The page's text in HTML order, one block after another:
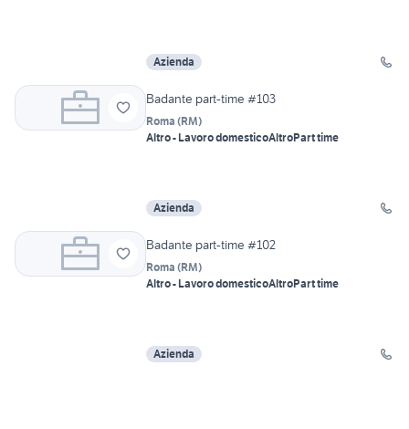
Azienda
Badante part-time #103
Roma (RM)
Altro - Lavoro domesticoAltroPart time
Azienda
Badante part-time #102
Roma (RM)
Altro - Lavoro domesticoAltroPart time
Azienda